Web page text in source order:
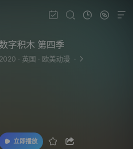
数字积木 第四季
2020 · 英国 · 欧美动漫 ·
立即播放